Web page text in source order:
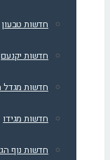
חדשות טבעון
חדשות יקנעם
חדשות
חדשות מגידו
חדשות נוף